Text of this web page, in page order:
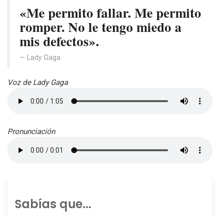
«Me permito fallar. Me permito
romper. No le tengo miedo a
mis defectos».
Lady Gaga
Voz de Lady Gaga
Pronunciación
Sabías que...